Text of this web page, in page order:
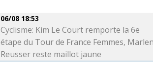
06/08 18:53
Cyclisme: Kim Le Court remporte la 6e
étape du Tour de France Femmes,
Reusser reste maillot jaune